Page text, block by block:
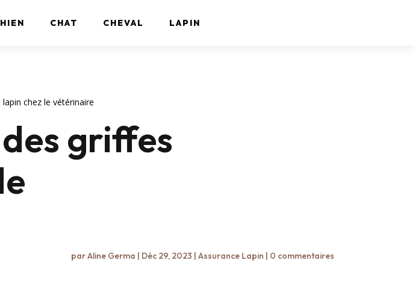
CHAT CHEVAL LAPIN
chez le vétérinaire
griffes
parAline Germa | Déc 29, 2023 | Assurance Lapin | 0 commentaires